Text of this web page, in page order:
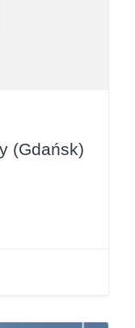
(Gdańsk)